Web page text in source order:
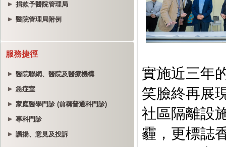
捐款予醫院管理局
醫院管理局附例
服務捷徑
醫院聯網、醫院及醫療機構
急症室
家庭醫學門診 (前稱普通科門診)
專科門診
讚揚、意見及投訴